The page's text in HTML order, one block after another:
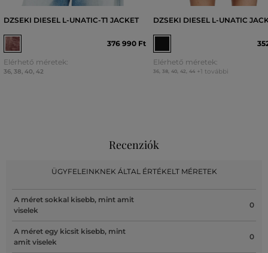
DZSEKI DIESEL L-UNATIC-T1 JACKET
376 990 Ft
Elérhető méretek:
36, 38, 40, 42
DZSEKI DIESEL L-UNATIC
Elérhető méretek:
36, 38, 40, 42, 44 +1 további
Recenziók
ÜGYFELEINKNEK ÁLTAL ÉRTÉKELT MÉRETEK
A méret sokkal kisebb, mint amit
viselek
0
A méret egy kicsit kisebb, mint
amit viselek
0